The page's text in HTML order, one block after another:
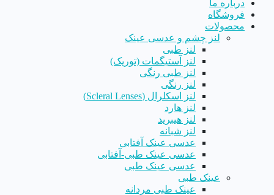
درباره ما
فروشگاه
محصولات
لنز چشم و عدسی عینک
لنز طبی
لنز آستیگمات (توریک)
لنز طبی رنگی
لنز رنگی
لنز اسکلرال (Scleral Lenses)
لنز هارد
لنز هیبرید
لنز شبانه
عدسی عینک آفتابی
عدسی عینک طبی-آفتابی
عدسی عینک طبی
عینک طبی
عینک طبی مردانه